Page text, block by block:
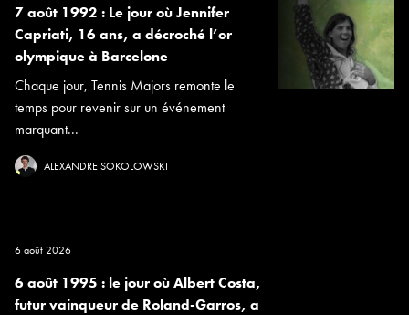
7 août 1992 : Le jour où Jennifer
Capriati, 16 ans, a décroché l’or
olympique à Barcelone
Chaque jour, Tennis Majors remonte le
temps pour revenir sur un événement
marquant...
ALEXANDRE SOKOLOWSKI
6 août 2026
6 août 1995 : le jour où Albert Costa,
futur vainqueur de Roland-Garros, a